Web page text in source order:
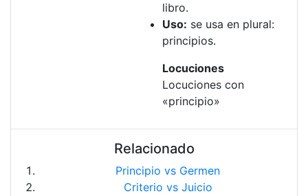
libro.
Uso: se usa en plural:
principios.
Locuciones
Locuciones con
«principio»
Relacionado
Principio vs Germen
Criterio vs Juicio